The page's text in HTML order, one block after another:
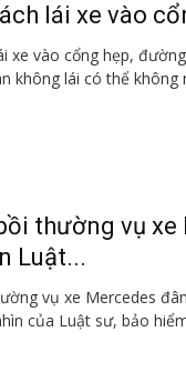
lái xe vào
xe vào cổng hẹp,
không lái có thể không
thường vụ
Luật...
vụ xe Mercedes
của Luật sư, bảo